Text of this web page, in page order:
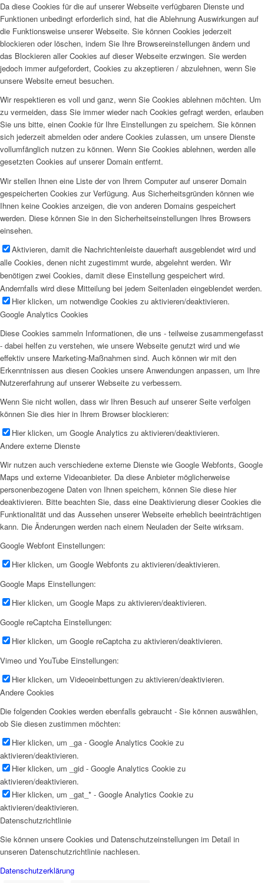
Da diese Cookies für die auf unserer Webseite verfügbaren Dienste und
Funktionen unbedingt erforderlich sind, hat die Ablehnung Auswirkungen auf
die Funktionsweise unserer Webseite. Sie können Cookies jederzeit
blockieren oder löschen, indem Sie Ihre Browsereinstellungen ändern und
das Blockieren aller Cookies auf dieser Webseite erzwingen. Sie werden
jedoch immer aufgefordert, Cookies zu akzeptieren / abzulehnen, wenn Sie
unsere Website erneut besuchen.
Wir respektieren es voll und ganz, wenn Sie Cookies ablehnen möchten. Um
zu vermeiden, dass Sie immer wieder nach Cookies gefragt werden, erlauben
Sie uns bitte, einen Cookie für Ihre Einstellungen zu speichern. Sie können
sich jederzeit abmelden oder andere Cookies zulassen, um unsere Dienste
vollumfänglich nutzen zu können. Wenn Sie Cookies ablehnen, werden alle
gesetzten Cookies auf unserer Domain entfernt.
Wir stellen Ihnen eine Liste der von Ihrem Computer auf unserer Domain
gespeicherten Cookies zur Verfügung. Aus Sicherheitsgründen können wie
Ihnen keine Cookies anzeigen, die von anderen Domains gespeichert
werden. Diese können Sie in den Sicherheitseinstellungen Ihres Browsers
einsehen.
Aktivieren, damit die Nachrichtenleiste dauerhaft ausgeblendet wird und
alle Cookies, denen nicht zugestimmt wurde, abgelehnt werden. Wir
benötigen zwei Cookies, damit diese Einstellung gespeichert wird.
Andernfalls wird diese Mitteilung bei jedem Seitenladen eingeblendet werden.
Hier klicken, um notwendige Cookies zu aktivieren/deaktivieren.
Google Analytics Cookies
Diese Cookies sammeln Informationen, die uns - teilweise zusammengefasst
- dabei helfen zu verstehen, wie unsere Webseite genutzt wird und wie
effektiv unsere Marketing-Maßnahmen sind. Auch können wir mit den
Erkenntnissen aus diesen Cookies unsere Anwendungen anpassen, um Ihre
Nutzererfahrung auf unserer Webseite zu verbessern.
Wenn Sie nicht wollen, dass wir Ihren Besuch auf unserer Seite verfolgen
können Sie dies hier in Ihrem Browser blockieren:
Hier klicken, um Google Analytics zu aktivieren/deaktivieren.
Andere externe Dienste
Wir nutzen auch verschiedene externe Dienste wie Google Webfonts, Google
Maps und externe Videoanbieter. Da diese Anbieter möglicherweise
personenbezogene Daten von Ihnen speichern, können Sie diese hier
deaktivieren. Bitte beachten Sie, dass eine Deaktivierung dieser Cookies die
Funktionalität und das Aussehen unserer Webseite erheblich beeinträchtigen
kann. Die Änderungen werden nach einem Neuladen der Seite wirksam.
Google Webfont Einstellungen:
Hier klicken, um Google Webfonts zu aktivieren/deaktivieren.
Google Maps Einstellungen:
Hier klicken, um Google Maps zu aktivieren/deaktivieren.
Google reCaptcha Einstellungen:
Hier klicken, um Google reCaptcha zu aktivieren/deaktivieren.
Vimeo und YouTube Einstellungen:
Hier klicken, um Videoeinbettungen zu aktivieren/deaktivieren.
Andere Cookies
Die folgenden Cookies werden ebenfalls gebraucht - Sie können auswählen,
ob Sie diesen zustimmen möchten:
Hier klicken, um _ga - Google Analytics Cookie zu
aktivieren/deaktivieren.
Hier klicken, um _gid - Google Analytics Cookie zu
aktivieren/deaktivieren.
Hier klicken, um _gat_* - Google Analytics Cookie zu
aktivieren/deaktivieren.
Datenschutzrichtlinie
Sie können unsere Cookies und Datenschutzeinstellungen im Detail in
unseren Datenschutzrichtlinie nachlesen.
Datenschutzerklärung